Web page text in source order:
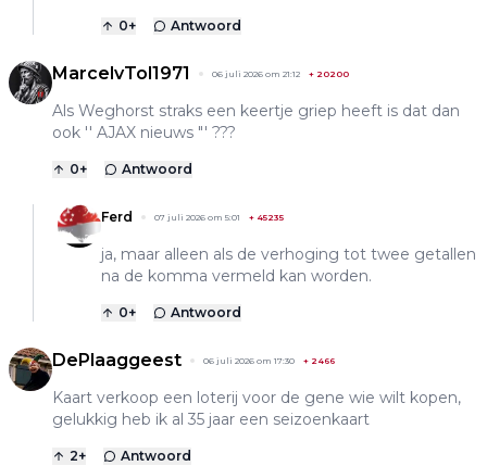
0+ Antwoord
MarcelvTol1971 06 juli 2026 om 21:12 + 20200
Als Weghorst straks een keertje griep heeft is dat dan
ook '' AJAX nieuws "' ???
0+ Antwoord
Ferd 07 juli 2026 om 5:01 + 45235
ja, maar alleen als de verhoging tot twee getallen
na de komma vermeld kan worden.
0+ Antwoord
DePlaaggeest 06 juli 2026 om 17:30 + 2466
Kaart verkoop een loterij voor de gene wie wilt kopen,
gelukkig heb ik al 35 jaar een seizoenkaart
2+ Antwoord